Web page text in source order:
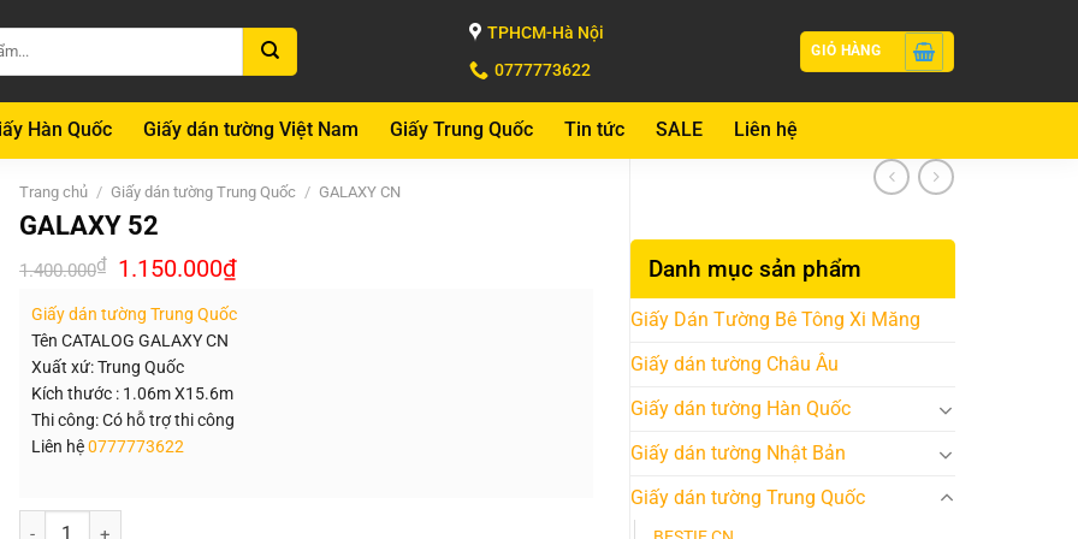
TPHCM-Hà Nội
0777773622
GIỎ HÀNG
Hàn Quốc Giấy dán tường Việt Nam Giấy Trung Quốc Tin tức SALE Liên hệ
Danh mục sản phẩm
Giấy Dán Tường Bê Tông Xi Măng
Giấy dán tường Châu Âu
Giấy dán tường Hàn Quốc
Giấy dán tường Nhật Bản
Giấy dán tường Trung Quốc
Trang chủ / Giấy dán tường Trung Quốc / GALAXY CN
GALAXY 52
1.400.000₫ Giá
gốc
1.400.000₫.
1.150.000₫Giá
hiện
là:
Giấy dán tường Trung Quốc
Tên CATALOG GALAXY CN
Xuất xứ: Trung Quốc
Kích thước : 1.06m X15.6m
Thi công: Có hỗ trợ thi công
Liên hệ0777773622
Số lượng